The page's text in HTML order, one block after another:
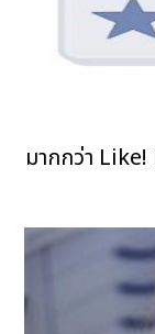
มากกว่า